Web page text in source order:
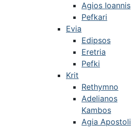
Agios Ioannis
Pefkari
Evia
Edipsos
Eretria
Pefki
Krit
Rethymno
Adelianos
Kambos
Agia Apostoli